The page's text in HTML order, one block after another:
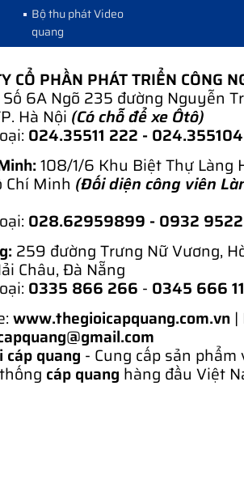
Bộ thu phát Video
quang
CỔ PHẦN PHÁT TRIỂN CÔNG
Số 6A Ngõ 235 đường Nguyễn
Hà Nội (Có chỗ để xe Ôtô)
024.35511 222 -
108/1/6 Khu Biệt Thự Làng
Chí Minh (Đối diện công viên
028.62959899 - 0932
259 đường Trưng Nữ Vương,
Châu, Đà Nẵng
0335 866 266 - 0345 666
www.thegioicapquang.com.vn |
cáp quang - Cung cấp sản
cáp quang hàng đầu Việt